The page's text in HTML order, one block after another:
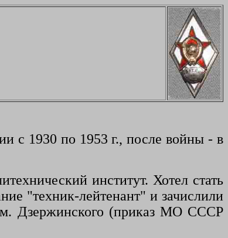
с 1930 по 1953 г., после войны - в
ийинститут. Хотел стать
"техник-лейтенант" и зачислили
. Дзержинского (приказ МО СССР